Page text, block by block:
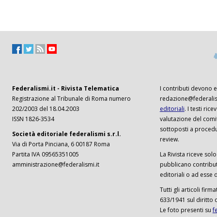
Federalismi.it - Rivista Telematica
Registrazione al Tribunale di Roma numero
202/2003 del 18.04.2003
ISSN 1826-3534
Società editoriale federalismi s.r.l.
Via di Porta Pinciana, 6 00187 Roma
Partita IVA 09565351005
amministrazione@federalismi.it
I contributi devono
editoriali. I testi
valutazione del
sottoposti a
review.
La Rivista riceve
pubblicano
editoriali o ad esse
Tutti gli articoli
633/1941 sul diritto
Le foto presenti su